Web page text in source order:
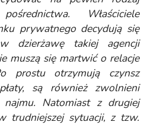
Właściciele
prywatnego decydują się
dzierżawę takiej agencji
muszą się martwić o relacje
prostu otrzymują czynsz
są również zwolnieni
Natomiast z drugiej
trudniejszej sytuacji, z tzw.